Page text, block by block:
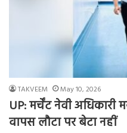
TAKVEEM May 10, 2026
UP: मर्चेंट नेवी
वापस लौटा पर बेटा नहीं